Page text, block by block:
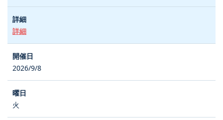
詳細
2026/9/8
火